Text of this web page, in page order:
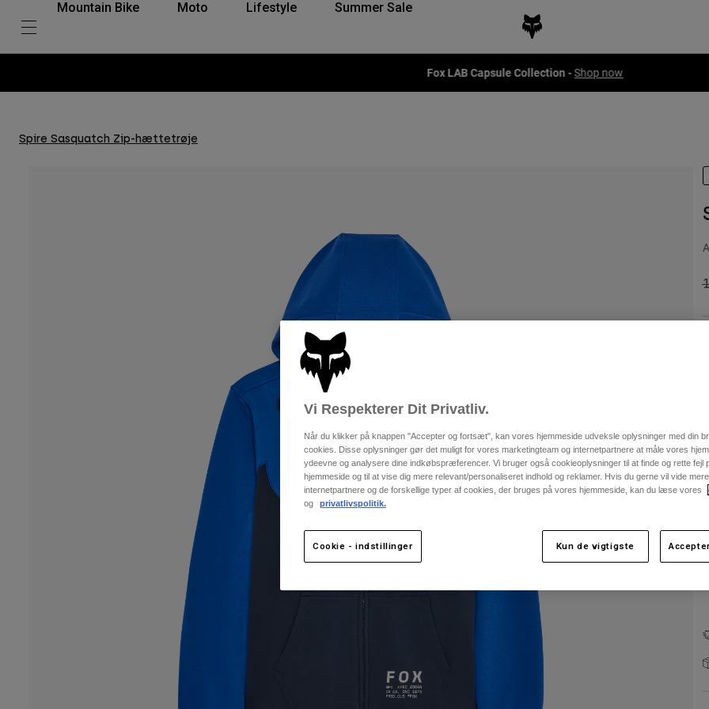
Mountain Bike Moto Lifestyle Summer Sale
Fox LAB Capsule Collection -Shop now
Spire Sasquatch Zip-hættetrøje
Vi Respekterer Dit Privatliv.
Når du klikker på knappen "Accepter og fortsæt", kan vores hjemmeside udveksle oplysninger med din
cookies. Disse oplysninger gør det muligt for vores marketingteam og internetpartnere at måle vores
ydeevne og analysere dine indkøbspræferencer. Vi bruger også cookieoplysninger til at finde og rette fejl
hjemmeside og til at vise dig mere relevant/personaliseret indhold og reklamer. Hvis du gerne vil vide
internetpartnere og de forskellige typer af cookies, der bruges på vores hjemmeside, kan du læse vores
og
privatlivspolitik.
Cookie - indstillinger Kun de vigtigste